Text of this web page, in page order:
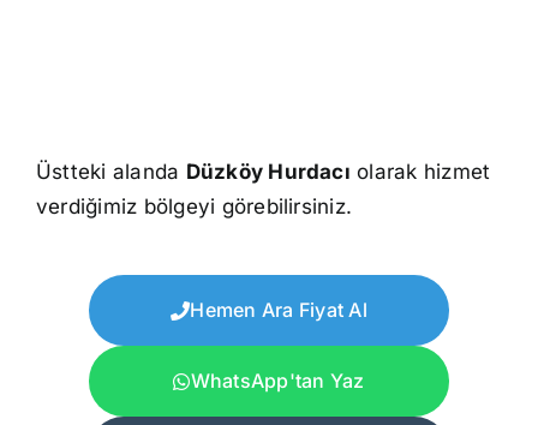
Üstteki alanda Düzköy Hurdacı olarak hizmet
verdiğimiz bölgeyi görebilirsiniz.
Hemen Ara Fiyat Al
WhatsApp'tan Yaz